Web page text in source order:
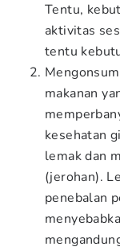
Tentu,
aktivitas
tentu
makanan
kesehatan
lemak dan
(jerohan).
penebalan